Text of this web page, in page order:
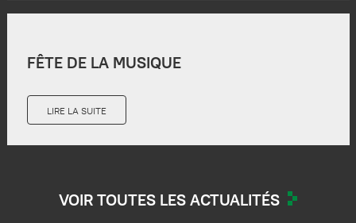
FÊTE DE LA MUSIQUE
LIRE LA SUITE
VOIR TOUTES LES ACTUALITÉS